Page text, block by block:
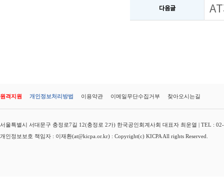
다음글
원격지원 개인정보처리방법 이용약관 이메일무단수집거부 찾아오시는길
서울특별시 서대문구 충정로7길 12(충정로 2가) 한국공인회계사회 대표자 최운열 | TEL :
개인정보보호 책임자 : 이재환(at@kicpa.or.kr) : Copyright(c) KICPA All rights Reserved.